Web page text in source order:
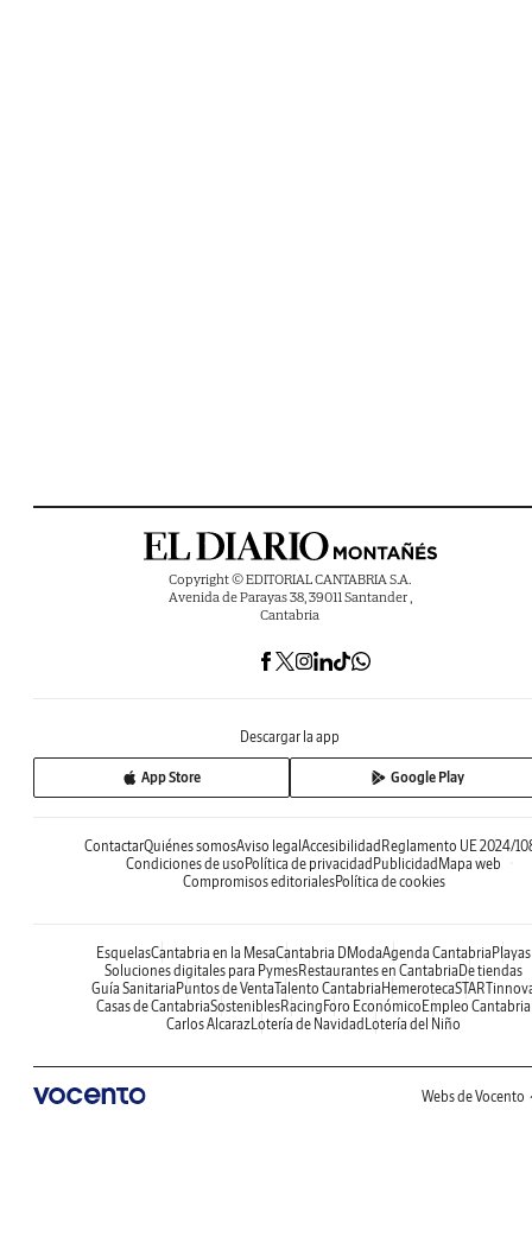
Copyright © EDITORIAL CANTABRIA S.A.
Avenida de Parayas 38, 39011 Santander ,
Cantabria
Descargar la app
App Store Google Play
ContactarQuiénes somosAviso legalAccesibilidadReglamento UE 2024/
Condiciones de usoPolítica de privacidadPublicidadMapa web
Compromisos editorialesPolítica de cookies
EsquelasCantabria en la MesaCantabria DModaAgenda CantabriaPlayas
Soluciones digitales para PymesRestaurantes en CantabriaDe tiendas
Guía SanitariaPuntos de VentaTalento CantabriaHemeroteca
Casas de CantabriaSosteniblesRacingForo EconómicoEmpleo Cantabria
Carlos AlcarazLotería de NavidadLotería del Niño
Webs de Vocento